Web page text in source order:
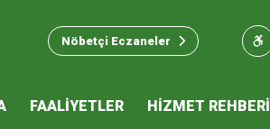
Nöbetçi Eczaneler
FAALİYETLER HİZMET REHBERİ